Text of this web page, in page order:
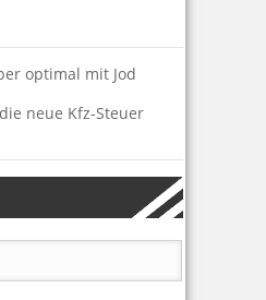
optimal mit Jod
neue Kfz-Steuer